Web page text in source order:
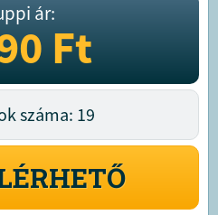
ár:
Ft
száma: 19